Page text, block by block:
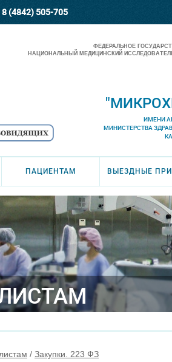
8 (4842) 505-705
ФЕДЕРАЛЬНОЕ
НАЦИОНАЛЬНЫЙ МЕДИЦИНСКИЙ
ИМЕНИ
МИНИСТЕРСТВА
ПАЦИЕНТАМ ВЫЕЗДНЫЕ
/ Закупки. 223 ФЗ